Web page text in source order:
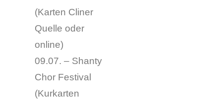
(Karten Cliner
Quelle oder
online)
09.07. – Shanty
Chor Festival
(Kurkarten